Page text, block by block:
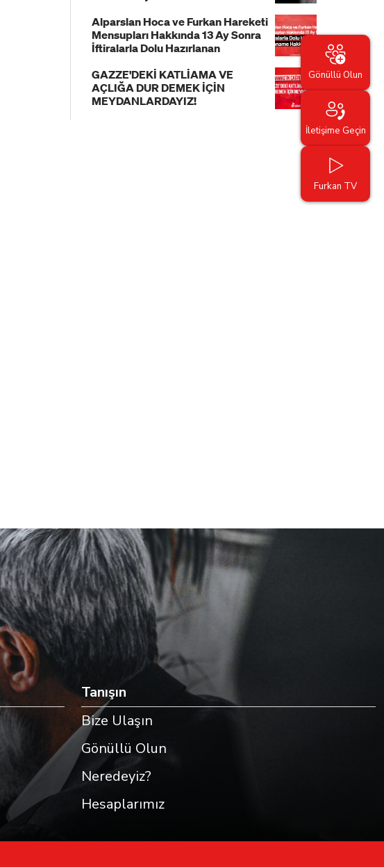
Alparslan Hoca ve Furkan Hareketi
Mensupları Hakkında 13 Ay Sonra
İftiralarla Dolu Hazırlanan
GAZZE'DEKİ KATLİAMA VE
AÇLIĞA DUR DEMEK İÇİN
MEYDANLARDAYIZ!
Tanışın
Bize Ulaşın
Gönüllü Olun
Neredeyiz?
Hesaplarımız
Gönüllü Olun
İletişime Geçin
Furkan TV